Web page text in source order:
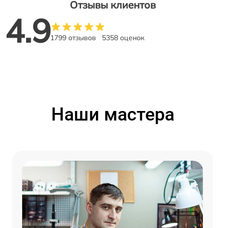
Отзывы клиентов
4.91799 отзывов 5358 оценок
Наши мастера